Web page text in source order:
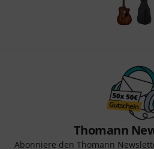
Thomann
Abonniere den Thomann